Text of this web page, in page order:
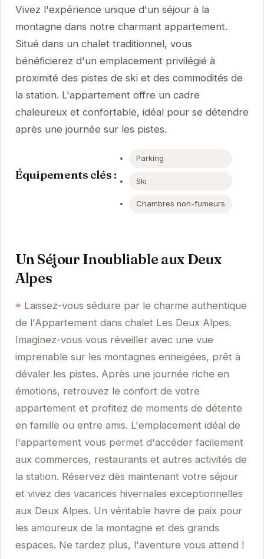
Vivez l'expérience unique d'un séjour à la
montagne dans notre charmant appartement.
Situé dans un chalet traditionnel, vous
bénéficierez d'un emplacement privilégié à
proximité des pistes de ski et des commodités de
la station. L'appartement offre un cadre
chaleureux et confortable, idéal pour se détendre
après une journée sur les pistes.
Équipements clés :
Parking
Ski
Chambres non-fumeurs
Un Séjour Inoubliable aux Deux
Alpes
Laissez-vous séduire par le charme authentique
de l'Appartement dans chalet Les Deux Alpes.
Imaginez-vous vous réveiller avec une vue
imprenable sur les montagnes enneigées, prêt à
dévaler les pistes. Après une journée riche en
émotions, retrouvez le confort de votre
appartement et profitez de moments de détente
en famille ou entre amis. L'emplacement idéal de
l'appartement vous permet d'accéder facilement
aux commerces, restaurants et autres activités de
la station. Réservez dès maintenant votre séjour
et vivez des vacances hivernales exceptionnelles
aux Deux Alpes. Un véritable havre de paix pour
les amoureux de la montagne et des grands
espaces. Ne tardez plus, l'aventure vous attend !